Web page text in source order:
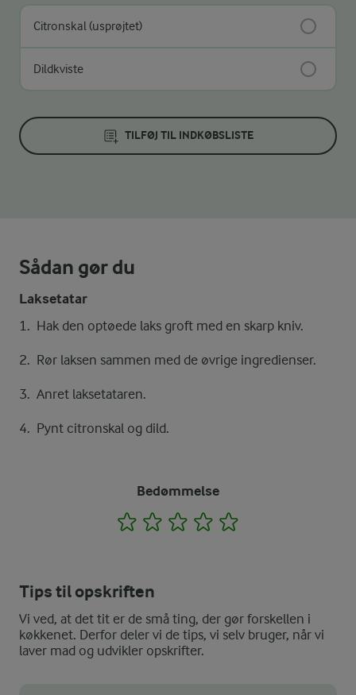
Citronskal (usprøjtet)
Dildkviste
TILFØJ TIL INDKØBSLISTE
Sådan gør du
Laksetatar
Hak den optøede laks groft med en skarp kniv.
Rør laksen sammen med de øvrige ingredienser.
Anret laksetataren.
Pynt citronskal og dild.
Bedømmelse
1 2 3 4
Tips til opskriften
Vi ved, at det tit er de små ting, der gør forskellen i
køkkenet. Derfor deler vi de tips, vi selv bruger, når vi
laver mad og udvikler opskrifter.